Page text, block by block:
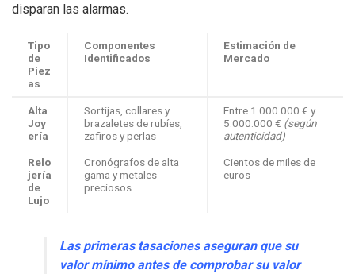
disparan las alarmas.
Tipo
de
Piez
as
Componentes
Identificados
Estimación de
Mercado
Alta
Joy
ería
Sortijas, collares y
brazaletes de rubíes,
zafiros y perlas
Entre 1.000.000 € y
5.000.000 € (según
autenticidad)
Relo
jería
de
Lujo
Cronógrafos de alta
gama y metales
preciosos
Cientos de miles de
euros
Las primeras tasaciones aseguran que su
valor mínimo antes de comprobar su valor